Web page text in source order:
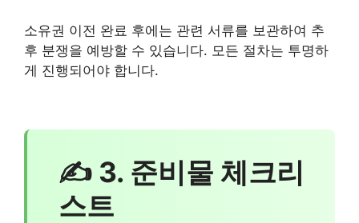
소유권 이전 완료 후에는 관련 서류를 보관하여 추
후 분쟁을 예방할 수 있습니다. 모든 절차는 투명하
게 진행되어야 합니다.
✍ 3. 준비물 체크리
스트